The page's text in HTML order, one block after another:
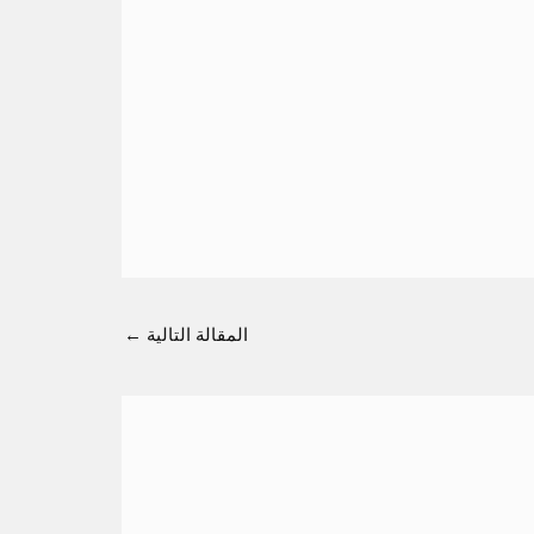
المقالة التالية ←